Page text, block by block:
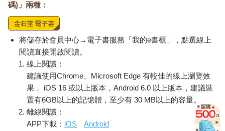
碼)」兩種：
將儲存於會員中心→電子書服務「我的e書櫃」，點選線上
閱讀直接開啟閱讀。
線上閱讀：
建議使用Chrome、Microsoft Edge 有較佳的線上瀏覽效
果， iOS 16 或以上版本，Android 6.0 以上版本，建議裝
置有6GB以上的記憶體，至少有 30 MB以上的容量。
離線閱讀：
APP下載： iOS
Android